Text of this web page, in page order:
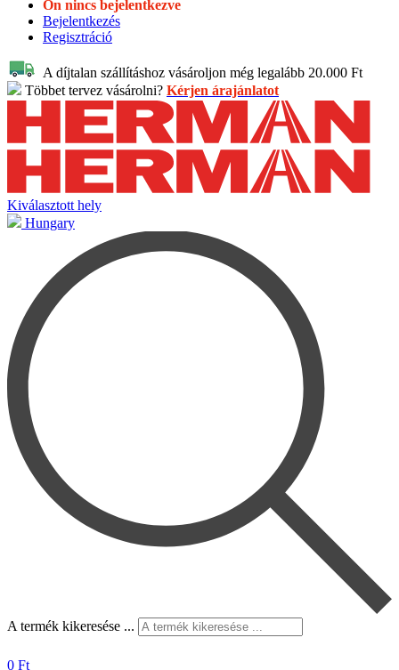
Ön nincs bejelentkezve
Bejelentkezés
Regisztráció
A díjtalan szállításhoz vásároljon még legalább 20.000 Ft
Többet tervez vásárolni? Kérjen árajánlatot
Kiválasztott hely
Hungary
A termék kikeresése ...
0 Ft